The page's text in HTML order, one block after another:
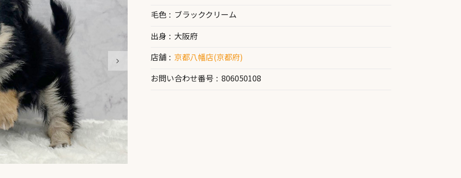
毛色
ブラッククリーム
出身
大阪府
店舗
京都八幡店(京都府)
お問い合わせ番号
806050108